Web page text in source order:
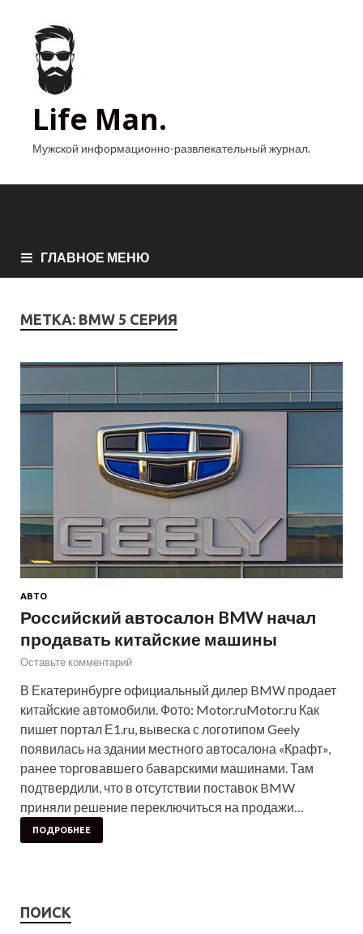
Life Man.
Мужской информационно-развлекательный журнал.
ГЛАВНОЕ МЕНЮ
МЕТКА: BMW 5 СЕРИЯ
АВТО
Российский автосалон BMW начал
продавать китайские машины
Оставьте комментарий
В Екатеринбурге официальный дилер BMW продает
китайские автомобили. Фото: Motor.ruMotor.ru Как
пишет портал Е1.ru, вывеска с логотипом Geely
появилась на здании местного автосалона «Крафт»,
ранее торговавшего баварскими машинами. Там
подтвердили, что в отсутствии поставок BMW
приняли решение переключиться на продажи…
ПОДРОБНЕЕ
ПОИСК